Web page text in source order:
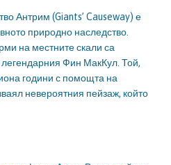
Антрим (Giants’ Causeway) е
природно наследство.
на местните скали са
легендарния Фин МакКул. Той,
години с помощта на
невероятния пейзаж, който